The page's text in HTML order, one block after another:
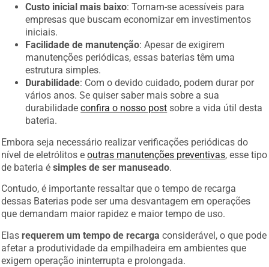
Custo inicial mais baixo: Tornam-se acessíveis para
empresas que buscam economizar em investimentos
iniciais.
Facilidade de manutenção: Apesar de exigirem
manutenções periódicas, essas baterias têm uma
estrutura simples.
Durabilidade: Com o devido cuidado, podem durar por
vários anos. Se quiser saber mais sobre a sua
durabilidadeconfira o nosso post sobre a vida útil desta
bateria.
Embora seja necessário realizar verificações periódicas do
nível de eletrólitos eoutras manutenções preventivas, esse tipo
de bateria ésimples de ser manuseado.
Contudo, é importante ressaltar que o tempo de recarga
dessas Baterias pode ser uma desvantagem em operações
que demandam maior rapidez e maior tempo de uso.
Elas requerem um tempo de recarga considerável, o que pode
afetar a produtividade da empilhadeira em ambientes que
exigem operação ininterrupta e prolongada.